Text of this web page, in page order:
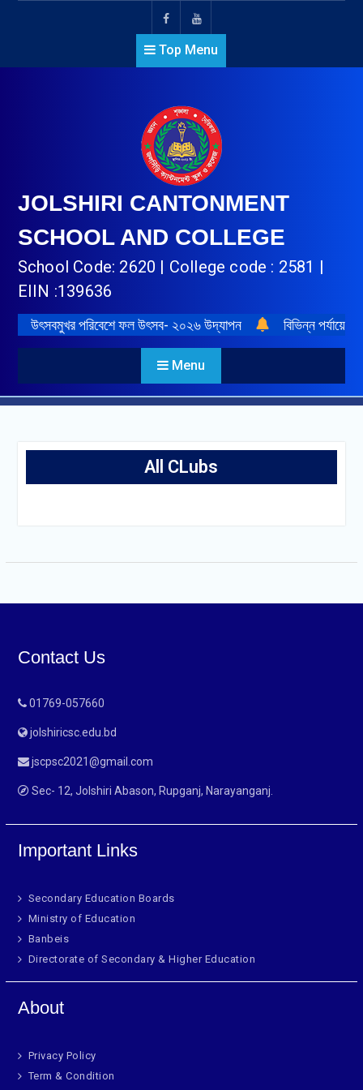
Top Menu
JOLSHIRI CANTONMENT
SCHOOL AND COLLEGE
School Code: 2620 | College code : 2581 |
EIIN :139636
উৎসবমুখর পরিবেশে ফল উৎসব- ২০২৬ উদ্‌যাপন বিভিন্ন পর্যায়ে
Menu
All CLubs
Contact Us
01769-057660
jolshiricsc.edu.bd
jscpsc2021@gmail.com
Sec- 12, Jolshiri Abason, Rupganj, Narayanganj.
Important Links
Secondary Education Boards
Ministry of Education
Banbeis
Directorate of Secondary & Higher Education
About
Privacy Policy
Term & Condition